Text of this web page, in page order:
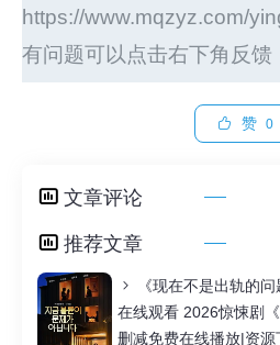
https://www.mqzyz.com/
有问题可以点击右下角反馈
赞 0
文章评论
推荐文章
《现在不是出轨的
在线观看 2026惊悚剧
删减免费在线播放|资